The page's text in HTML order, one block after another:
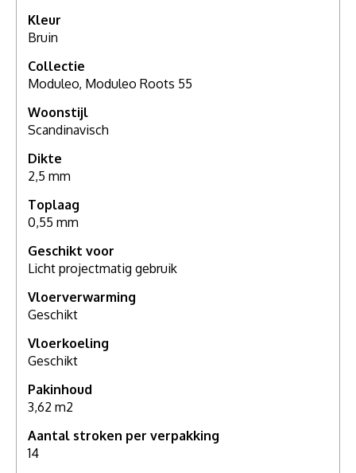
Kleur
Bruin
Collectie
Moduleo, Moduleo Roots 55
Woonstijl
Scandinavisch
Dikte
2,5 mm
Toplaag
0,55 mm
Geschikt voor
Licht projectmatig gebruik
Vloerverwarming
Geschikt
Vloerkoeling
Geschikt
Pakinhoud
3,62 m2
Aantal stroken per verpakking
14